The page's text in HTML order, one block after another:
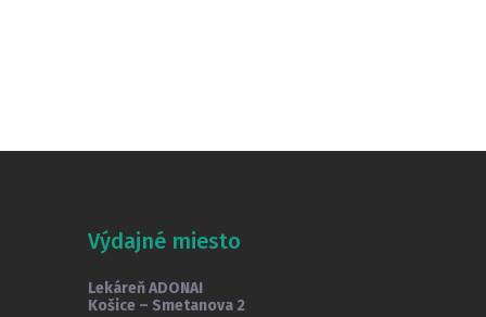
Výdajné miesto
Lekáreň ADONAI
Košice – Smetanova 2